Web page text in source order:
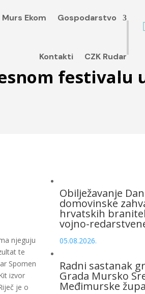
Murs Ekom Gospodarstvo
Kontakti CZK Rudar
festivalu
njeguju
te
Spomen
izvor
je o
Obilježavanje
domovinske
hrvatskih
vojno-
05.08.2026.
Radni sastanak
Grada Mursko
Međimurske